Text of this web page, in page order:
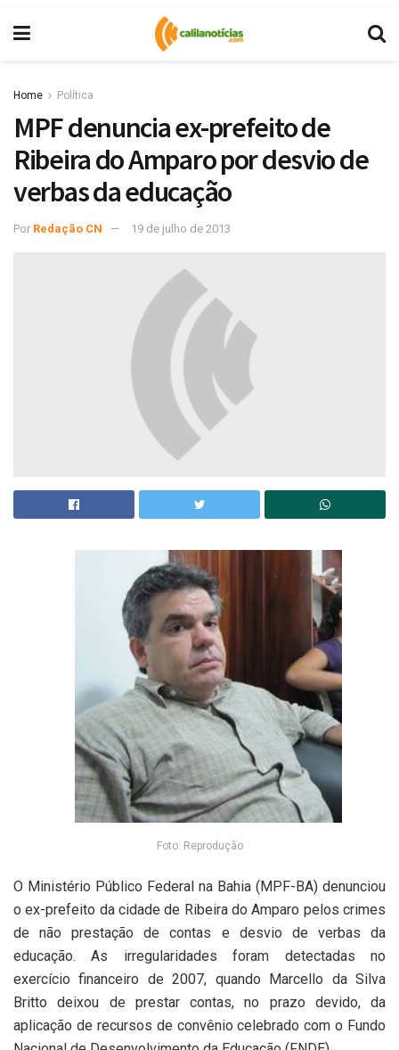
Home Política
MPF denuncia ex-prefeito de
Ribeira do Amparo por desvio de
verbas da educação
Por Redação CN 19 de julho de 2013
Foto: Reprodução
O Ministério Público Federal na Bahia (MPF-BA) denunciou
o ex-prefeito da cidade de Ribeira do Amparo pelos crimes
de não prestação de contas e desvio de verbas da
educação. As irregularidades foram detectadas no
exercício financeiro de 2007, quando Marcello da Silva
Britto deixou de prestar contas, no prazo devido, da
aplicação de recursos de convênio celebrado com o Fundo